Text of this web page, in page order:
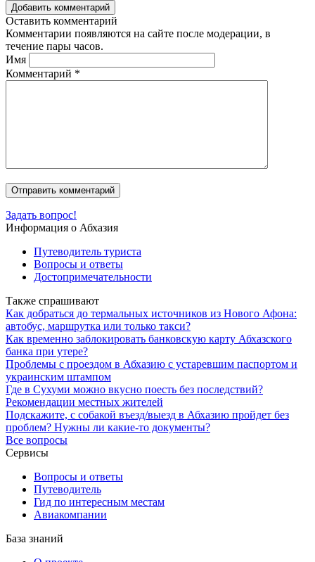
Добавить комментарий
Оставить комментарий
Комментарии появляются на сайте после модерации, в
течение пары часов.
Имя
Комментарий *
Задать вопрос!
Информация о Абхазия
Путеводитель туриста
Вопросы и ответы
Достопримечательности
Также спрашивают
Как добраться до термальных источников из Нового Афона:
автобус, маршрутка или только такси?
Как временно заблокировать банковскую карту Абхазского
банка при утере?
Проблемы с проездом в Абхазию с устаревшим паспортом и
украинским штампом
Где в Сухуми можно вкусно поесть без последствий?
Рекомендации местных жителей
Подскажите, с собакой въезд/выезд в Абхазию пройдет без
проблем? Нужны ли какие-то документы?
Все вопросы
Сервисы
Вопросы и ответы
Путеводитель
Гид по интересным местам
Авиакомпании
База знаний